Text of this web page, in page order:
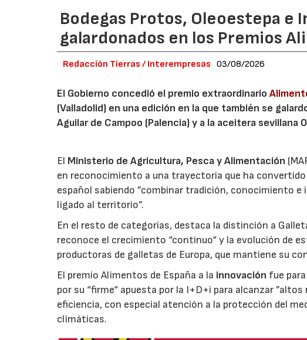
Bodegas Protos, Oleoestepa
galardonados en los Premios
Redacción Tierras / Interempresas 03/08/2026
El Gobierno concedió el premio extraordinario
(Valladolid) en una edición en la que también se
Aguilar de Campoo (Palencia) y a la aceitera sevillana
El Ministerio de Agricultura, Pesca y Alimentación
en reconocimiento a una trayectoria que ha
español sabiendo ”combinar tradición, conocimiento
ligado al territorio”.
En el resto de categorías, destaca la distinción a
reconoce el crecimiento “continuo“ y la evolución de
productoras de galletas de Europa, que mantiene su
El premio Alimentos de España a la innovación fue
por su “firme“ apuesta por la I+D+i para alcanzar
eficiencia, con especial atención a la protección del
climáticas.